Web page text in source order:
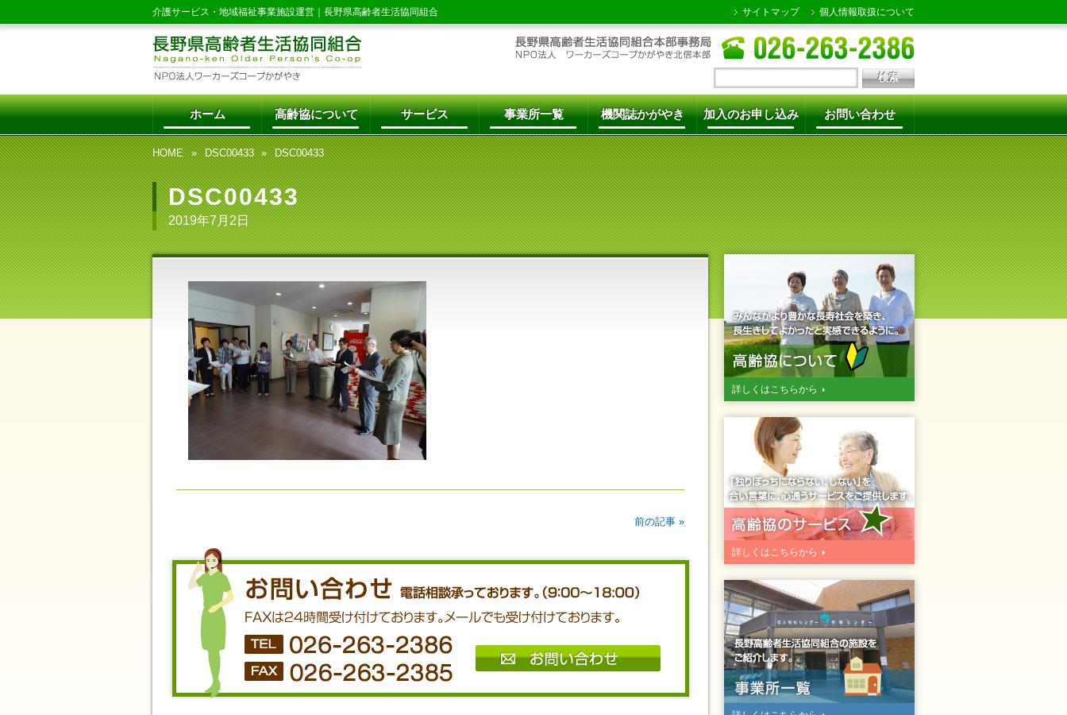
サイトマップ 個人情報取扱について
介護サービス・地域福祉事業施設運営｜ 長野県高齢者生活協同組合
ホーム 高齢協について サービス 事業所一覧 機関誌かがやき 加入のお申し込み お問い合わせ
HOME DSC00433 DSC00433
DSC00433
2019年7月2日
前の記事 »
詳しくはこちらから
詳しくはこちらから